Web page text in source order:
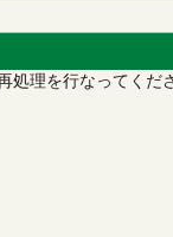
処理を行なってくだ